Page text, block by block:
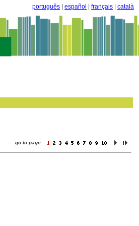
português español français català
go to page